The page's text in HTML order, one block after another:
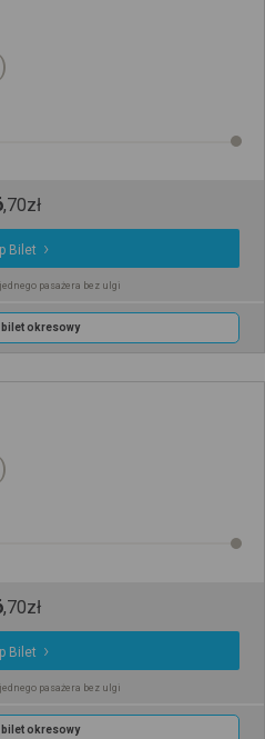
,70zł
Bilet
pasażera bez ulgi
bilet okresowy
,70zł
Bilet
pasażera bez ulgi
bilet okresowy